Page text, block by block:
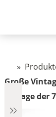
»
Große
Vintage der